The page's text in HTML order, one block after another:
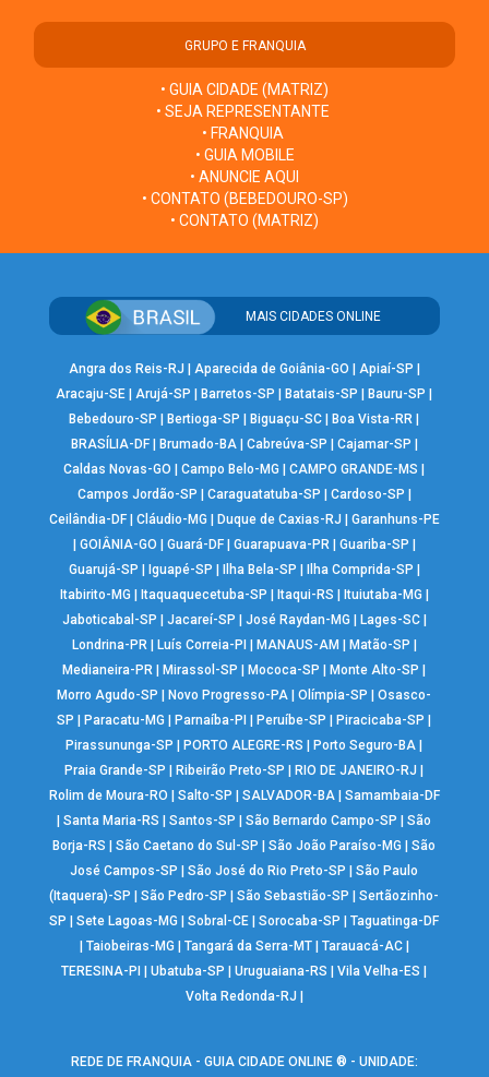
GRUPO E FRANQUIA
• GUIA CIDADE (MATRIZ)
• SEJA REPRESENTANTE
• FRANQUIA
• GUIA MOBILE
• ANUNCIE AQUI
• CONTATO (BEBEDOURO-SP)
• CONTATO (MATRIZ)
MAIS CIDADES ONLINE
Angra dos Reis-RJ Aparecida de Goiânia-GO Apiaí-SP
Aracaju-SE |Arujá-SP Barretos-SP Batatais-SP Bauru-SP
Bebedouro-SP
Bertioga-SP Biguaçu-SC Boa Vista-RR
BRASÍLIA-DF| Brumado-BA| Cabreúva-SP Cajamar-SP
Caldas Novas-GO
|Campo Belo-MG |CAMPO GRANDE-MS
Campos Jordão-SP
Caraguatatuba-SP Cardoso-SP
Ceilândia-DF| Cláudio-MG Duque de Caxias-RJ
Garanhuns-PE
GOIÂNIA-GO Guará-DF| Guarapuava-PR| Guariba-SP
Guarujá-SP
Iguapé-SP Ilha Bela-SP Ilha Comprida-SP
Itabirito-MG
Itaquaquecetuba-SP Itaqui-RS Ituiutaba-MG
Jaboticabal-SP
Jacareí-SP José Raydan-MG Lages-SC|
Londrina-PR| Luís Correia-PI MANAUS-AM Matão-SP
Medianeira-PR
Mirassol-SP Mococa-SP Monte Alto-SP
Morro Agudo-SP
Novo Progresso-PA |Olímpia-SP |Osasco-
SP
Paracatu-MG Parnaíba-PI Peruíbe-SP Piracicaba-SP
Pirassununga-SP
PORTO ALEGRE-RS Porto Seguro-BA
Praia Grande-SP
Ribeirão Preto-SP RIO DE JANEIRO-RJ
Rolim de Moura-RO
Salto-SP SALVADOR-BA| Samambaia-DF
|Santa Maria-RS |Santos-SP |São Bernardo Campo-SP |São
Borja-RS
|São Caetano do Sul-SP |São João Paraíso-MG |São
José Campos-SP
|São José do Rio Preto-SP |São Paulo
(Itaquera)-SP
|São Pedro-SP |São Sebastião-SP |Sertãozinho-
SP
|Sete Lagoas-MG |Sobral-CE |Sorocaba-SP |Taguatinga-DF
Taiobeiras-MG Tangará da Serra-MT| Tarauacá-AC|
TERESINA-PI
|Ubatuba-SP |Uruguaiana-RS |Vila Velha-ES
Volta Redonda-RJ
REDE DE FRANQUIA - GUIA CIDADE ONLINE ® - UNIDADE: